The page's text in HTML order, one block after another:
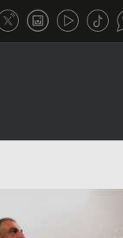
تقرير في الجول